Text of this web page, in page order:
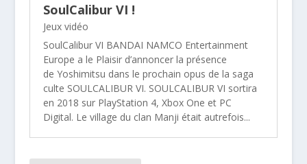
SoulCalibur VI !
Jeux vidéo
SoulCalibur VI BANDAI NAMCO Entertainment
Europe a le Plaisir d’annoncer la présence
de Yoshimitsu dans le prochain opus de la saga
culte SOULCALIBUR VI. SOULCALIBUR VI sortira
en 2018 sur PlayStation 4, Xbox One et PC
Digital. Le village du clan Manji était autrefois...